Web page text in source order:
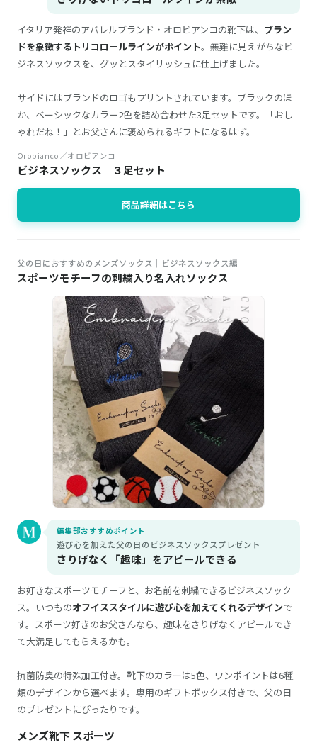
イタリア発祥のアパレルブランド・オロビアンコの靴下は、 ブラン
ドを象徴するトリコロールラインがポイント。無難に見えがちなビ
ジネスソックスを、グッとスタイリッシュに仕上げました。
サイドにはブランドのロゴもプリントされています。ブラックのほ
か、ベーシックなカラー2色を詰め合わせた3足セットです。「おし
ゃれだね！」とお父さんに褒められるギフトになるはず。
Orobianco／オロビアンコ
ビジネスソックス ３足セット
商品詳細はこちら
父の日におすすめのメンズソックス｜ビジネスソックス編
スポーツモチーフの刺繍入り名入れソックス
編集部おすすめポイント
遊び心を加えた父の日のビジネスソックスプレゼント
さりげなく「趣味」をアピールできる
お好きなスポーツモチーフと、お名前を刺繍できるビジネスソック
ス。いつものオフイススタイルに遊び心を加えてくれるデザインで
す。スポーツ好きのお父さんなら、趣味をさりげなくアピールでき
て大満足してもらえるかも。
抗菌防臭の特殊加工付き。靴下のカラーは5色、ワンポイントは6種
類のデザインから選べます。専用のギフトボックス付きで、父の日
のプレゼントにぴったりです。
メンズ靴下 スポーツ